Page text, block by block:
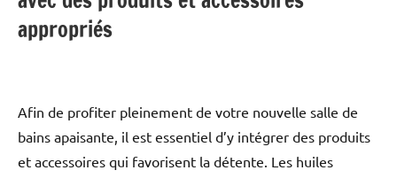
appropriés
Afin de profiter pleinement de votre nouvelle salle de
bains apaisante, il est essentiel d’y intégrer des produits
et accessoires qui favorisent la détente. Les huiles